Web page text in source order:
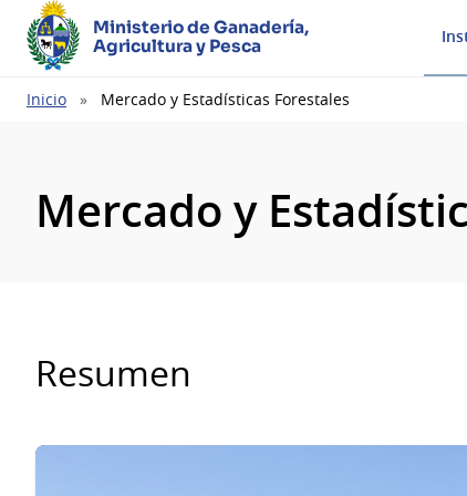
Ministerio de Ganadería,
Agricultura y Pesca
Ruta
Inicio Mercado y Estadísticas Forestales
Mercado y
Resumen